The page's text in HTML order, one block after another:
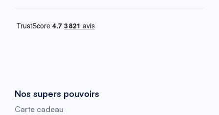
Nos supers pouvoirs
Carte cadeau